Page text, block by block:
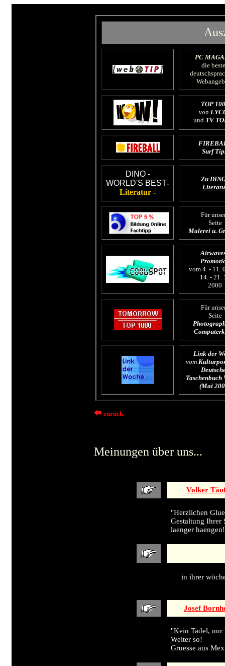
PC
die
TOP
von
und TV
Surf
DINO -
WORLD'S BEST-
Literatur -
Zu
Für
Seite
Malerei u.
vom 4. - 11.
14. - 21.
2000
Für
Seite
Link der
vom
Taschenbuch
(Mai
zurück
Meinungen über uns...
Volker
"Herzlichen
Gestaltung Ihrer
laenger
in ihrer
Josef
"Kein Tadel,
Weiter so!
Gruesse aus